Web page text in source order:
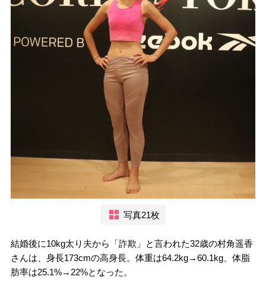
写真21枚
結婚後に10kg太り夫から「詐欺」と言われた32歳の村角遥香
さんは、身長173cmの高身長。体重は64.2kg→60.1kg、体脂
肪率は25.1%→22%となった。